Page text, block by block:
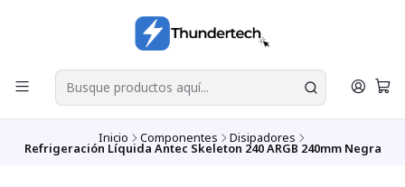
Inicio Componentes Disipadores
Refrigeración Líquida Antec Skeleton 240 ARGB 240mm Negra